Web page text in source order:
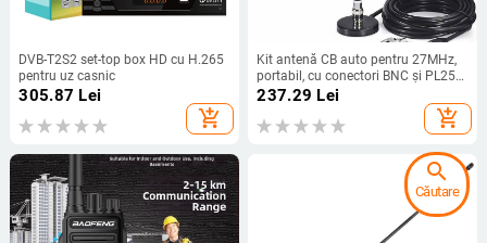
DVB-T2S2 set-top box HD cu H.265
pentru uz casnic
305.87 Lei
add_shopping_cart
Kit antenă CB auto pentru 27MHz,
portabil, cu conectori BNC și PL259
| Brand: YIDATON • Model: CB short
accesorii • Tip de comunicare: Non-
237.29 Lei
add_shopping_cart
search
Căutare